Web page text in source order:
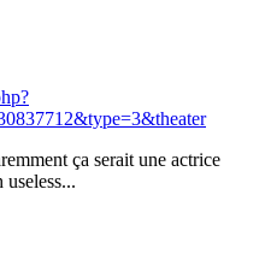
ça serait une actrice